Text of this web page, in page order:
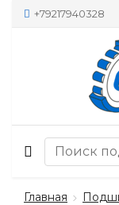
+79217940328
Главная